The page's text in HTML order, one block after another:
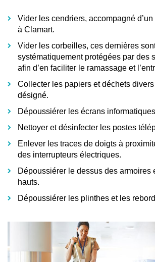
Vider les cendriers, accompagné
à Clamart.
Vider les corbeilles, ces dernières
systématiquement protégées par des
afin d’en faciliter le ramassage et
Collecter les papiers et déchets
désigné.
Dépoussiérer les écrans informatiques
Nettoyer et désinfecter les postes
Enlever les traces de doigts à
des interrupteurs électriques.
Dépoussiérer le dessus des armoires
hauts.
Dépoussiérer les plinthes et les